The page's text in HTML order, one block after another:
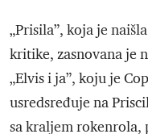
„Prisila”, koja je
kritike, zasnovana je
„Elvis i ja”, koju je
usredsređuje na
sa kraljem rokenrola,